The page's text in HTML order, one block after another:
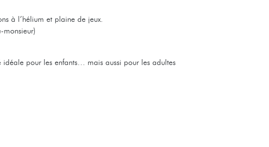
à l’hélium et plaine de jeux.
monsieur)
idéale pour les enfants… mais aussi pour les adultes